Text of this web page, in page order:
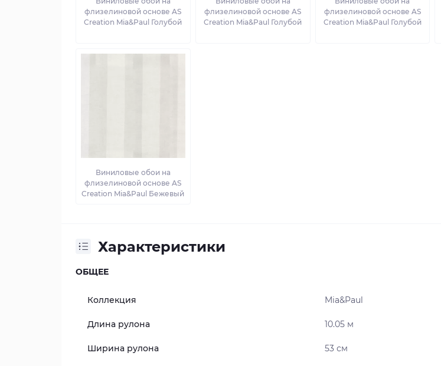
флизелиновой основе AS
Creation Mia&Paul Голубой
флизелиновой основе AS
Creation Mia&Paul Голубой
флизелиновой основе AS
Creation Mia&Paul Голубой
Виниловые обои на
флизелиновой основе AS
Creation Mia&Paul Бежевый
Характеристики
ОБЩЕЕ
Коллекция Mia&Paul
Длина рулона 10.05 м
Ширина рулона 53 см